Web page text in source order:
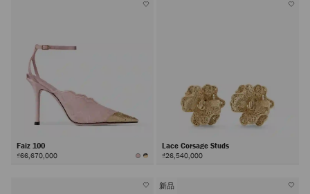
Faiz 100
₫66,670,000
Lace Corsage Studs
₫26,540,000
新品